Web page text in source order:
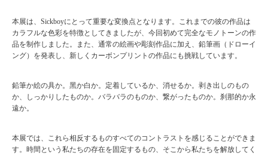
本展は、Sickboyにとって重要な変換点となります。これまでの彼の作品は
カラフルな⾊彩を特徴としてきましたが、今回初めて完全なモノトーンの作
品を制作しました。また、通常の絵画や彫刻作品に加え、鉛筆画（ドローイ
ング）を発表し、新しくカーボンプリントの作品にも挑戦しています。
鉛筆か絵の具か。⿊か⽩か。定着しているか、消せるか。剥き出しのもの
か、しっかりしたものか。バラバラのものか、繋がったものか。刹那的か永
遠か。
本展では、これら相反するものすべてのコントラストを感じることができま
す。時間という私たちの存在を固定するもの、そこから私たちを解放してく